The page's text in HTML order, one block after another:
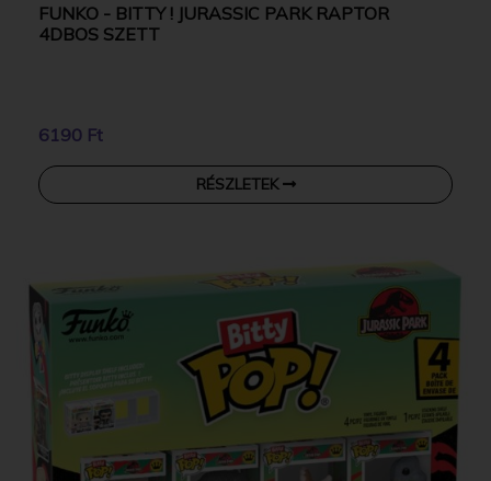
FUNKO - BITTY ! JURASSIC PARK RAPTOR
4DBOS SZETT
6190 Ft
RÉSZLETEK